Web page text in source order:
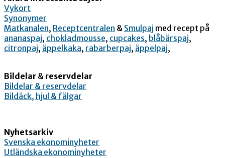
Vykort
Synonymer
Matkanalen, Receptcentralen & Smulpaj med recept på
ananaspaj, chokladmousse, cupcakes, blåbärspaj,
citronpaj, äppelkaka, rabarberpaj, äppelpaj,
Bildelar & reservdelar
Bildelar & reservdelar
Bildäck, hjul & fälgar
Nyhetsarkiv
Svenska ekonominyheter
Utländska ekonominyheter